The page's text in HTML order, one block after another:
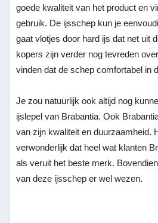
goede kwaliteit van het product en
gebruik. De ijsschep kun je
gaat vlotjes door hard ijs dat net uit
kopers zijn verder nog tevreden
vinden dat de schep comfortabel in
Je zou natuurlijk ook altijd nog
ijslepel van Brabantia. Ook
van zijn kwaliteit en duurzaamheid.
verwonderlijk dat heel wat klanten
als veruit het beste merk.
van deze ijsschep er wel wezen.